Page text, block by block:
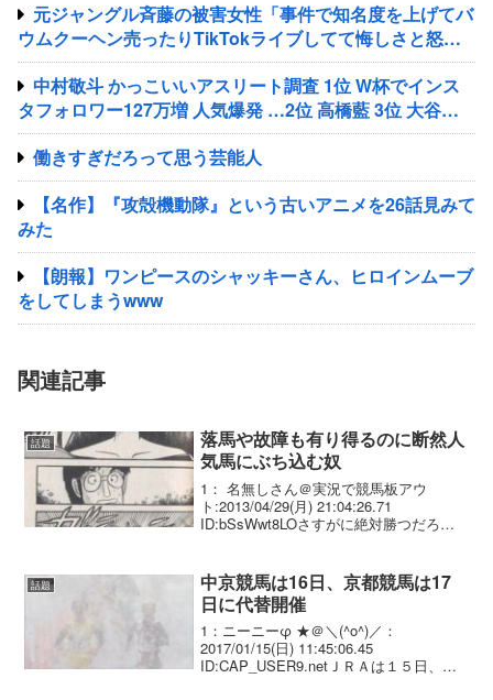
元ジャングル斉藤の被害女性「事件で知名度を上げてバ
ウムクーヘン売ったりTikTokライブしてて悔しさと怒り
を感じた」
中村敬斗 かっこいいアスリート調査 1位 W杯でインス
タフォロワー127万増 人気爆発 …2位 高橋藍 3位 大谷翔
平
働きすぎだろって思う芸能人
【名作】『攻殻機動隊』という古いアニメを26話見みて
みた
【朗報】ワンピースのシャッキーさん、ヒロインムーブ
をしてしまうwww
関連記事
話題
落馬や故障も有り得るのに断然人
気馬にぶち込む奴
1： 名無しさん＠実況で競馬板アウ
ト:2013/04/29(月) 21:04:26.71
ID:bSsWwt8LOさすがに絶対勝つだろ的
買うバカ。 例：オルフェの阪神...
話題
中京競馬は16日、京都競馬は17
日に代替開催
1：ニーニーφ ★＠＼(^o^)／：
2017/01/15(日) 11:45:06.45
ID:CAP_USER9.netＪＲＡは１５日、積